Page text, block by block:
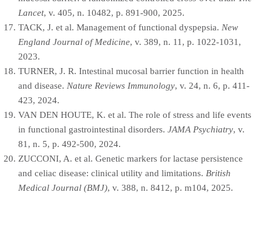
Lancet, v. 405, n. 10482, p. 891-900, 2025.
TACK, J. et al. Management of functional dyspepsia. New
England Journal of Medicine, v. 389, n. 11, p. 1022-1031,
2023.
TURNER, J. R. Intestinal mucosal barrier function in health
and disease. Nature Reviews Immunology, v. 24, n. 6, p. 411-
423, 2024.
VAN DEN HOUTE, K. et al. The role of stress and life events
in functional gastrointestinal disorders. JAMA Psychiatry, v.
81, n. 5, p. 492-500, 2024.
ZUCCONI, A. et al. Genetic markers for lactase persistence
and celiac disease: clinical utility and limitations. British
Medical Journal (BMJ), v. 388, n. 8412, p. m104, 2025.